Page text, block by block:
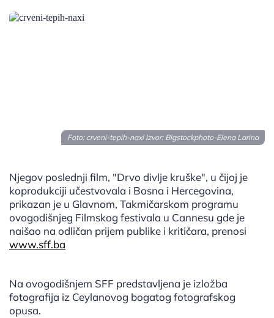
Foto: crveni-tepih-naxi Izvor: Bigstockphoto-Elena Larina
Njegov poslednji film, "Drvo divlje kruške", u čijoj je
koprodukciji učestvovala i Bosna i Hercegovina,
prikazan je u Glavnom, Takmičarskom programu
ovogodišnjeg Filmskog festivala u Cannesu gde je
naišao na odličan prijem publike i kritičara, prenosi
www.sff.ba
Na ovogodišnjem SFF predstavljena je izložba
fotografija iz Ceylanovog bogatog fotografskog
opusa.